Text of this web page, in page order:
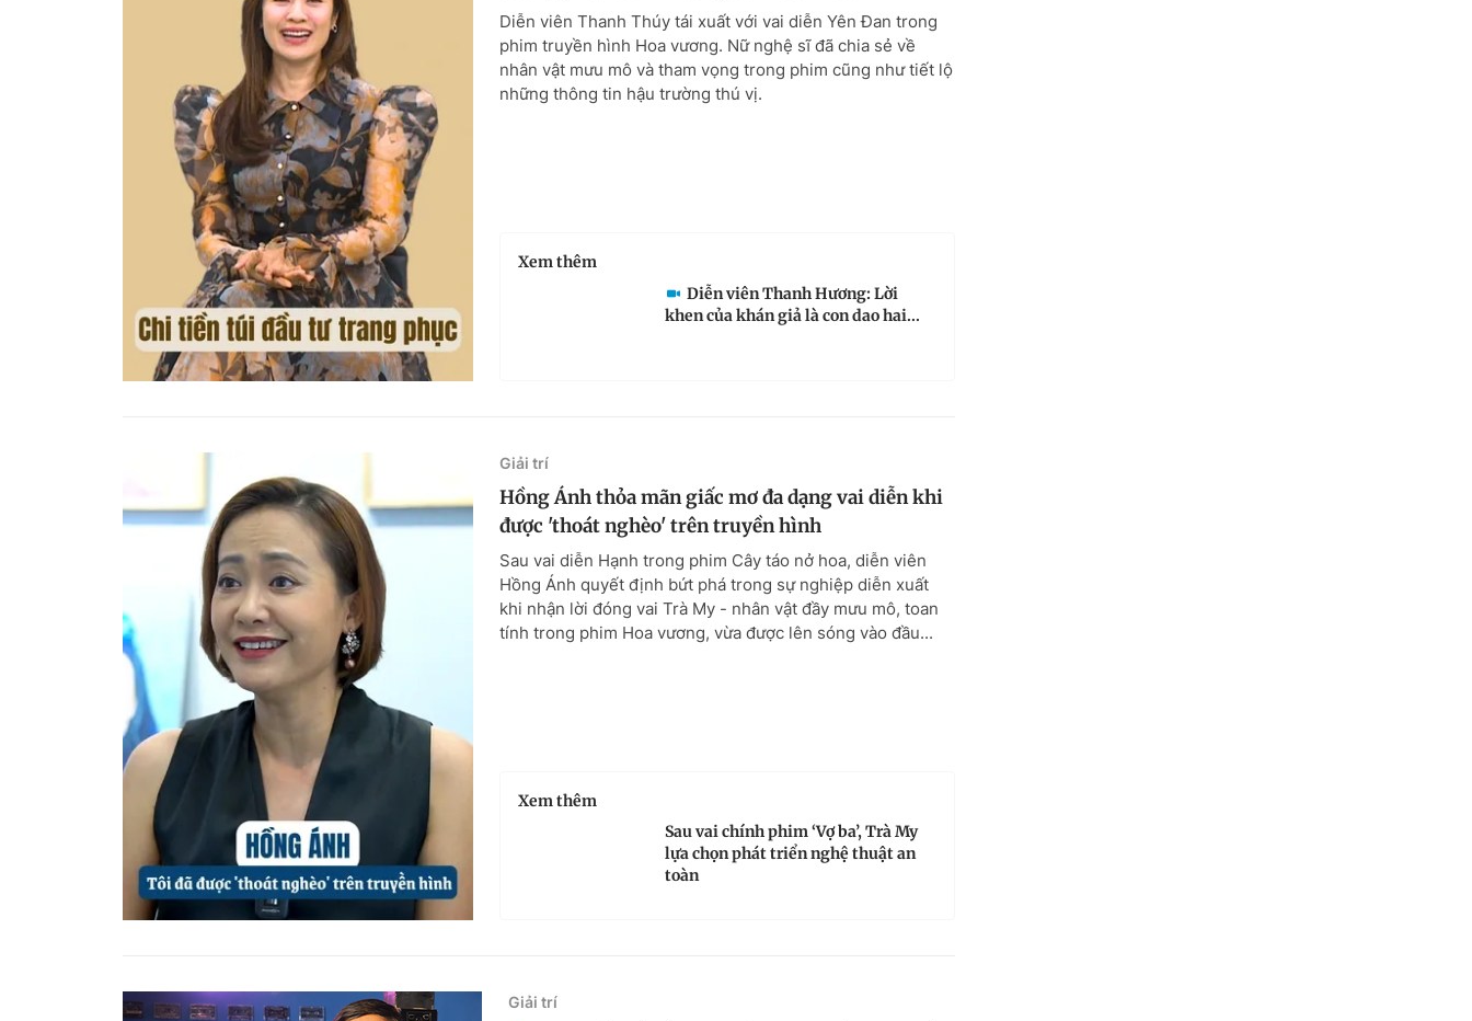
Diễn viên Thanh Thúy tái xuất với vai diễn Yên Đan trong
phim truyền hình Hoa vương. Nữ nghệ sĩ đã chia sẻ về
nhân vật mưu mô và tham vọng trong phim cũng như tiết lộ
những thông tin hậu trường thú vị.
Xem thêm
Diễn viên Thanh Hương: Lời
khen của khán giả là con dao hai...
Giải trí
Hồng Ánh thỏa mãn giấc mơ đa dạng vai diễn khi
được 'thoát nghèo' trên truyền hình
Sau vai diễn Hạnh trong phim Cây táo nở hoa, diễn viên
Hồng Ánh quyết định bứt phá trong sự nghiệp diễn xuất
khi nhận lời đóng vai Trà My - nhân vật đầy mưu mô, toan
tính trong phim Hoa vương, vừa được lên sóng vào đầu...
Xem thêm
Sau vai chính phim ‘Vợ ba’, Trà My
lựa chọn phát triển nghệ thuật an
toàn
Giải trí